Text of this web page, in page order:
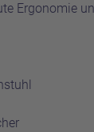
Ergonomie